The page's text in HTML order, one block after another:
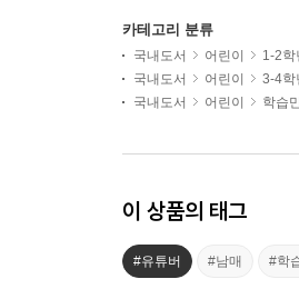
카테고리 분류
국내도서 어린이 1-2학
국내도서
어린이 3-4학
국내도서
어린이 학습
이 상품의 태그
#유튜버 #남매 #학